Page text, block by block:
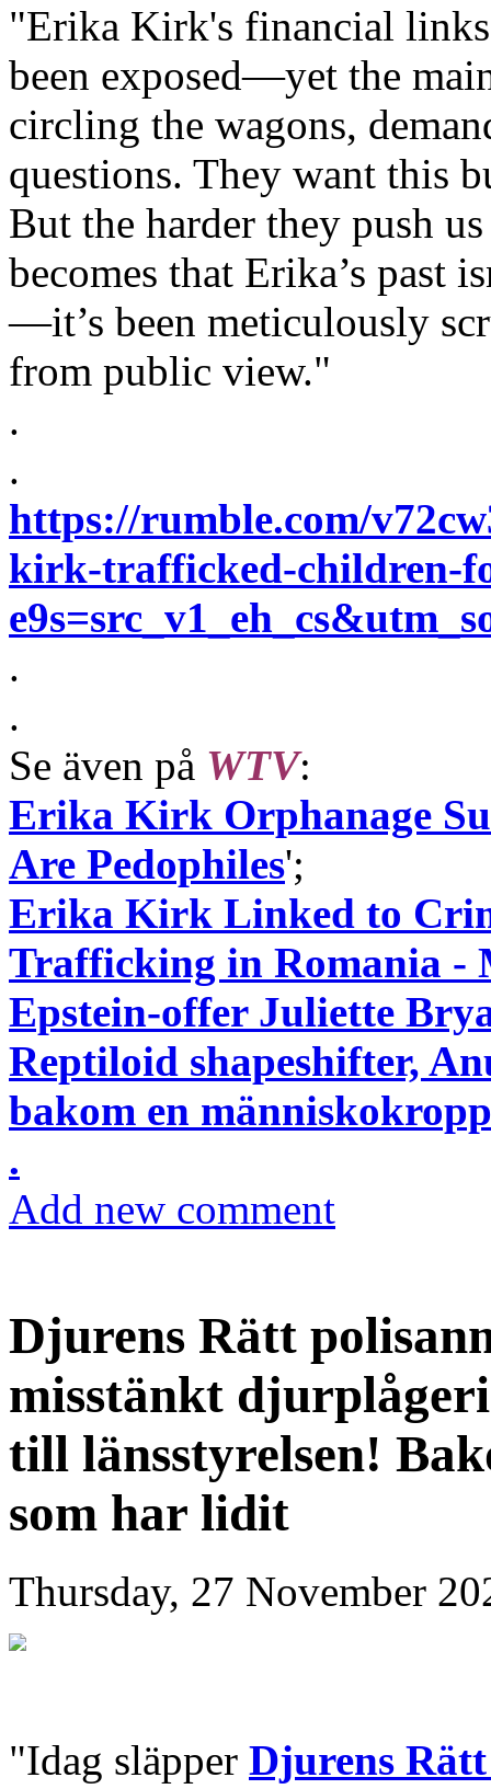
"Erika Kirk's financial
been exposed—yet the
circling the wagons,
questions. They want this
But the harder they push
becomes that Erika’s past
—it’s been meticulously
from public view."
.
.
https://rumble.com/
kirk-trafficked-children-
.
.
Se även på WTV:
Erika Kirk Orphanage
Are Pedophiles';
Erika Kirk Linked to
Trafficking in Romania -
Epstein-offer Juliette
Reptiloid shapeshifter,
bakom en människokropp
.
Add new comment
Djurens Rätt
misstänkt
till länsstyrelsen!
som har lidit
Thursday, 27 November
"Idag släpper Djurens